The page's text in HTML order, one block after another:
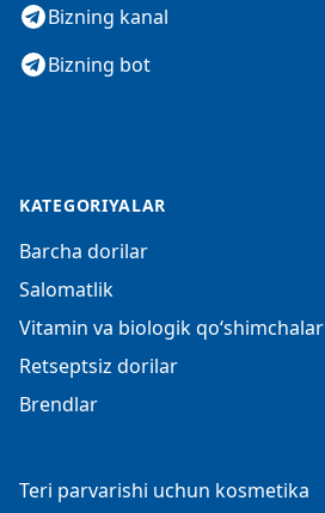
Bizning kanal
Bizning bot
KATEGORIYALAR
Barcha dorilar
Salomatlik
Vitamin va biologik qo‘shimchalar
Retseptsiz dorilar
Brendlar
Teri parvarishi uchun kosmetika